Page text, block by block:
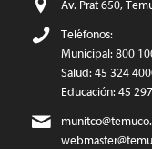
Av. Prat 650,
Teléfonos:
Municipal: 800
Salud: 45 324
Educación: 45